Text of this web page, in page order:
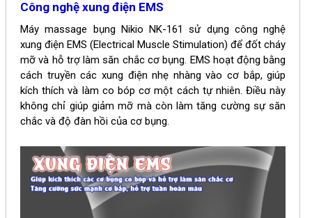
Công nghệ xung điện EMS
Máy massage bụng Nikio NK-161 sử dụng công nghệ
xung điện EMS (Electrical Muscle Stimulation) để đốt cháy
mỡ và hỗ trợ làm săn chắc cơ bụng. EMS hoạt động bằng
cách truyền các xung điện nhẹ nhàng vào cơ bắp, giúp
kích thích và làm co bóp cơ một cách tự nhiên. Điều này
không chỉ giúp giảm mỡ mà còn làm tăng cường sự săn
chắc và độ đàn hồi của cơ bụng.